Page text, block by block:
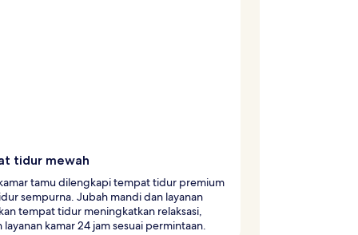
tidur mewah
tamu dilengkapi tempat tidur premium
sempurna. Jubah mandi dan layanan
tempat tidur meningkatkan relaksasi,
kamar 24 jam sesuai permintaan.